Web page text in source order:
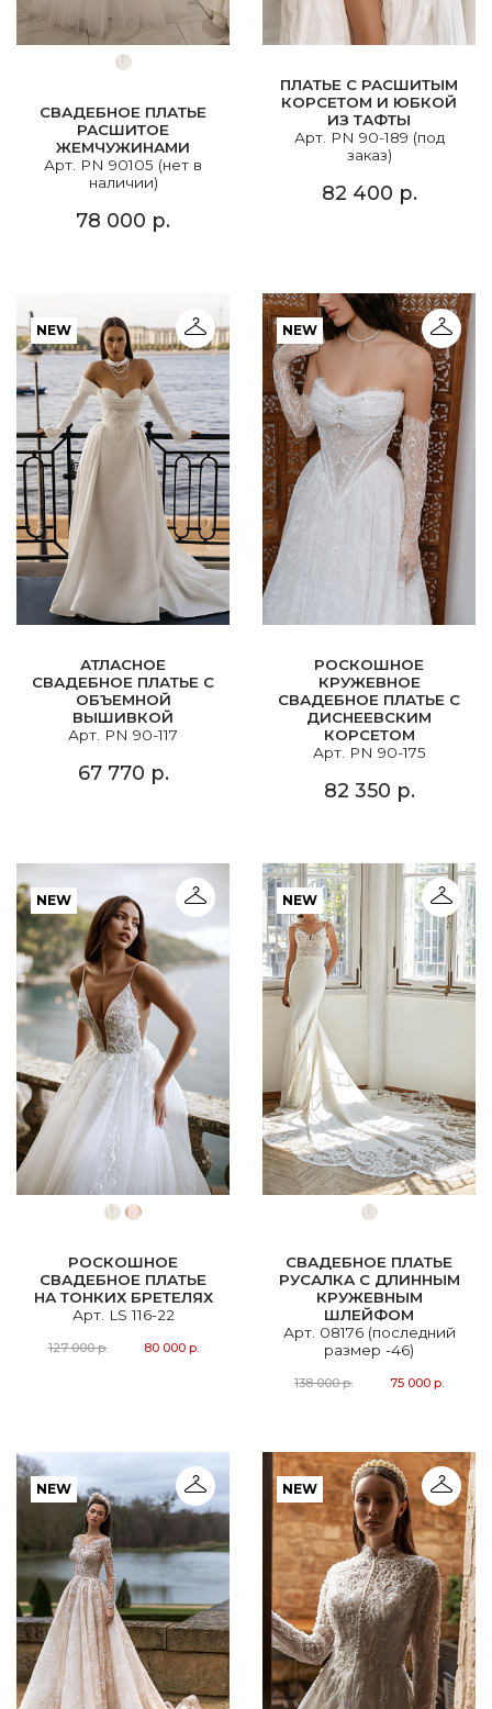
СВАДЕБНОЕ ПЛАТЬЕ
РАСШИТОЕ
ЖЕМЧУЖИНАМИ
Арт. PN 90105 (нет в
наличии)
78 000 р.
ПЛАТЬЕ С РАСШИТЫМ
КОРСЕТОМ И ЮБКОЙ
ИЗ ТАФТЫ
Арт. PN 90-189 (под
заказ)
82 400 р.
NEW
АТЛАСНОЕ
СВАДЕБНОЕ ПЛАТЬЕ С
ОБЪЕМНОЙ
ВЫШИВКОЙ
Арт. PN 90-117
67 770 р.
NEW
РОСКОШНОЕ
КРУЖЕВНОЕ
СВАДЕБНОЕ ПЛАТЬЕ С
ДИСНЕЕВСКИМ
КОРСЕТОМ
Арт. PN 90-175
82 350 р.
NEW
РОСКОШНОЕ
СВАДЕБНОЕ ПЛАТЬЕ
НА ТОНКИХ БРЕТЕЛЯХ
Арт. LS 116-22
127 000 р. 80 000 р.
NEW
СВАДЕБНОЕ ПЛАТЬЕ
РУСАЛКА С ДЛИННЫМ
КРУЖЕВНЫМ
ШЛЕЙФОМ
Арт. 08176 (последний
размер -46)
138 000 р. 75 000 р.
NEW NEW